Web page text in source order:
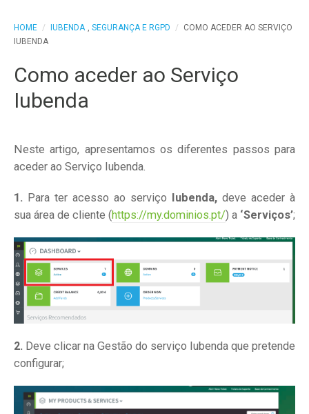
HOME / IUBENDA , SEGURANÇA E RGPD /
COMO ACEDER AO SERVIÇO
IUBENDA
Como aceder ao Serviço
Iubenda
Neste artigo, apresentamos os diferentes passos para
aceder ao Serviço Iubenda.
1. Para ter acesso ao serviço Iubenda, deve aceder à
sua área de cliente (https://my.dominios.pt/) a ‘Serviços’;
2. Deve clicar na Gestão do serviço Iubenda que pretende
configurar;